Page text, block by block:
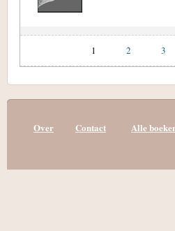
1 2 3
Over Contact Alle